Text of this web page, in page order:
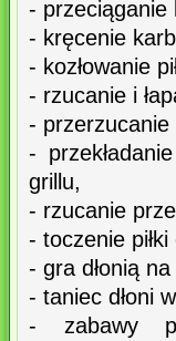
- przeciąganie
- kręcenie
- kozłowanie
- rzucanie i
- przerzucanie
-
grillu,
- rzucanie
- toczenie piłki
- gra dłonią
- taniec dłoni
- zabawy